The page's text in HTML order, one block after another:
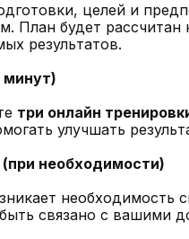
целей и
План будет
результатов.
минут)
три онлайн
улучшать
необходимости)
необходимость
связано с вашими